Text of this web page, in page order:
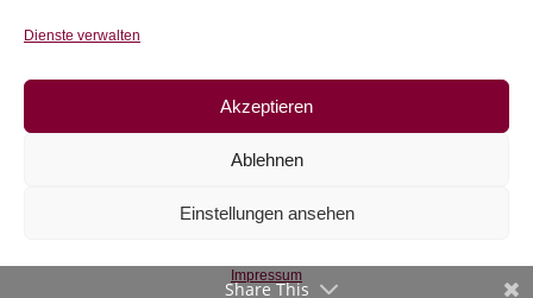
Dienste verwalten
Akzeptieren
Ablehnen
Einstellungen ansehen
Impressum
inkl. 20 % MwSt.Share This